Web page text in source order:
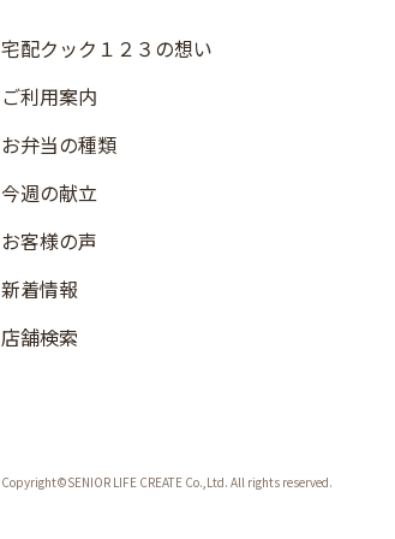
宅配クック１２３の想い
ご利用案内
お弁当の種類
今週の献立
お客様の声
新着情報
店舗検索
Copyright©SENIOR LIFE CREATE Co.,Ltd. All rights reserved.